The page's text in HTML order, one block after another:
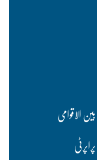
بین الاقوامی
پراپرٹی